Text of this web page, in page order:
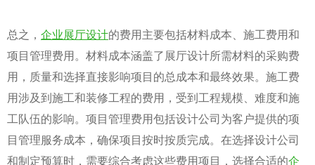
总之， 企业展厅设计的费用主要包括材料成本、施工费用和
项目管理费用。材料成本涵盖了展厅设计所需材料的采购费
用，质量和选择直接影响项目的总成本和最终效果。施工费
用涉及到施工和装修工程的费用，受到工程规模、难度和施
工队伍的影响。项目管理费用包括设计公司为客户提供的项
目管理服务成本，确保项目按时按质完成。在选择设计公司
和制定预算时，需要综合考虑这些费用项目，选择合适的企